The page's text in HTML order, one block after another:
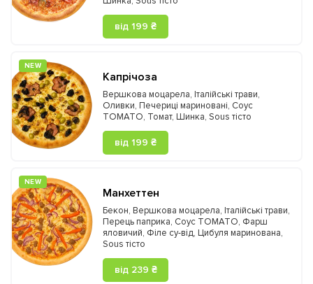
від 199 ₴
NEW
Капрічоза
Вершкова моцарела, Італійські трави,
Оливки, Печериці мариновані, Соус
TOMATO, Томат, Шинка, Sous тісто
від 199 ₴
NEW
Манхеттен
Бекон, Вершкова моцарела, Італійські трави,
Перець паприка, Соус TOMATO, Фарш
яловичий, Філе су-від, Цибуля маринована,
Sous тісто
від 239 ₴